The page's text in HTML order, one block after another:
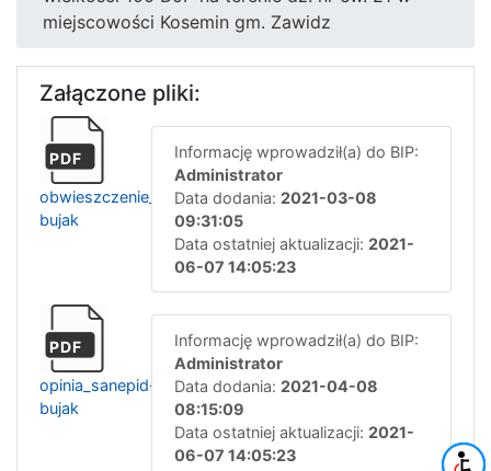
miejscowości Kosemin gm. Zawidz
Załączone pliki:
PDF
obwieszczenie_o_wszczeciu_postepowania-
bujak
Informację wprowadził(a) do BIP:
Administrator
Data dodania: 2021-03-08
09:31:05
Data ostatniej aktualizacji: 2021-
06-07 14:05:23
PDF
opinia_sanepid-
bujak
Informację wprowadził(a) do BIP:
Administrator
Data dodania: 2021-04-08
08:15:09
Data ostatniej aktualizacji: 2021-
06-07 14:05:23